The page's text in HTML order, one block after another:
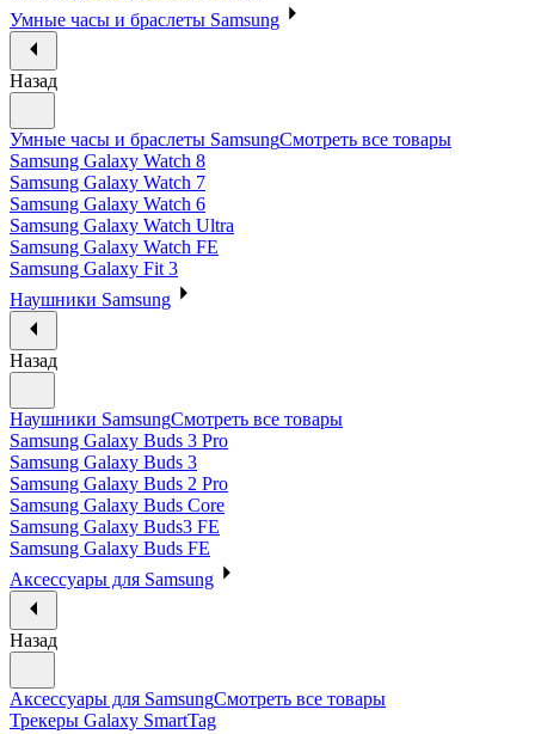
Умные часы и браслеты Samsung
Назад
Умные часы и браслеты SamsungСмотреть все товары
Samsung Galaxy Watch 8
Samsung Galaxy Watch 7
Samsung Galaxy Watch 6
Samsung Galaxy Watch Ultra
Samsung Galaxy Watch FE
Samsung Galaxy Fit 3
Наушники Samsung
Назад
Наушники SamsungСмотреть все товары
Samsung Galaxy Buds 3 Pro
Samsung Galaxy Buds 3
Samsung Galaxy Buds 2 Pro
Samsung Galaxy Buds Core
Samsung Galaxy Buds3 FE
Samsung Galaxy Buds FE
Аксессуары для Samsung
Назад
Аксессуары для SamsungСмотреть все товары
Трекеры Galaxy SmartTag